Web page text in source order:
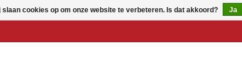
slaan cookies op om onze website te verbeteren. Is dat akkoord? Ja